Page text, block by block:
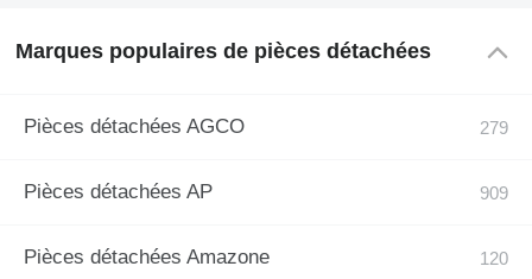
Marques populaires de pièces détachées
Pièces détachées AGCO
Pièces détachées AP
Pièces détachées Amazone